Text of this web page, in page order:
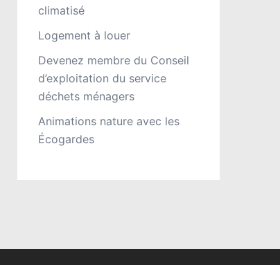
climatisé
Logement à louer
Devenez membre du Conseil
d’exploitation du service
déchets ménagers
Animations nature avec les
Écogardes